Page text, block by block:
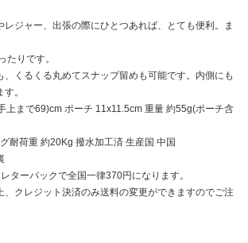
レジャー、出張の際にひとつあれば、とても便利。ま
たりです。
、くるくる丸めてスナップ留めも可能です。内側にも
。
上まで69)cm ポーチ 11x11.5cm 重量 約55g(ポーチ含
耐荷重 約20Kg 撥水加工済 生産国 中国
ターパックで全国一律370円になります。
クレジット決済のみ送料の変更ができますのでご注